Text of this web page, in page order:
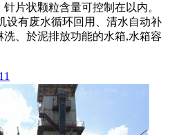
片状颗粒含量可控制在以内。
设有废水循环回用、清水自动补
、於泥排放功能的水箱,水箱容